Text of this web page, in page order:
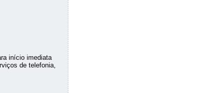
início imediata
de telefonia,